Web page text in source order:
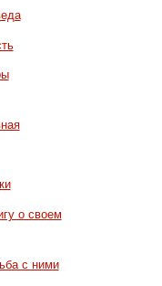
о своем
с ними